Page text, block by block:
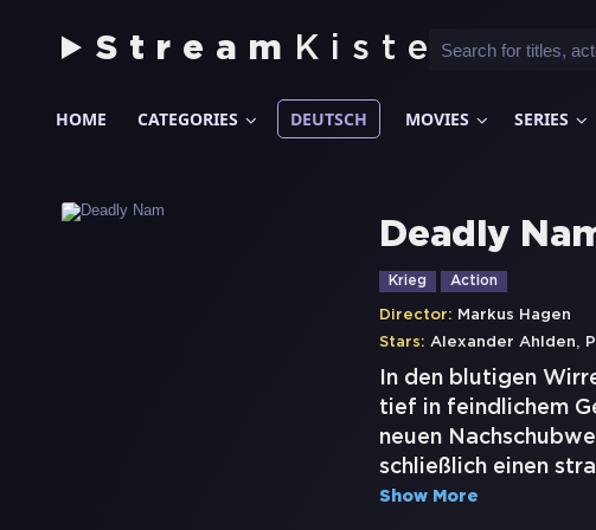
Stream Kiste
HOME CATEGORIES DEUTSCH MOVIES SERIES
Deadly
Krieg Action
Director: Markus Hagen
Stars: Alexander Ahlden,
In den blutigen
tief in feindlichem
neuen
schließlich einen
Show More